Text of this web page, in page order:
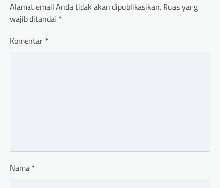
Alamat email Anda tidak akan dipublikasikan. Ruas yang
wajib ditandai *
Komentar *
Nama *